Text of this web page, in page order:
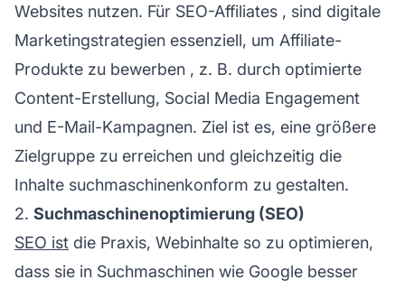
Websites nutzen. Für SEO-Affiliates , sind digitale
Marketingstrategien essenziell, um Affiliate-
Produkte zu bewerben , z. B. durch optimierte
Content-Erstellung, Social Media Engagement
und E-Mail-Kampagnen. Ziel ist es, eine größere
Zielgruppe zu erreichen und gleichzeitig die
Inhalte suchmaschinenkonform zu gestalten.
2. Suchmaschinenoptimierung (SEO)
SEO ist die Praxis, Webinhalte so zu optimieren,
dass sie in Suchmaschinen wie Google besser